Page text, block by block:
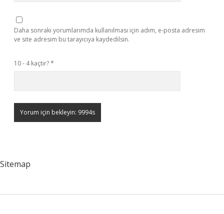
Daha sonraki yorumlarımda kullanılması için adım, e-posta adresim
ve site adresim bu tarayıcıya kaydedilsin.
10 - 4 kaçtır?*
Sitemap